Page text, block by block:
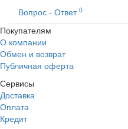
Вопрос - Ответ 0
Покупателям
О компании
Обмен и возврат
Публичная оферта
Сервисы
Доставка
Оплата
Кредит